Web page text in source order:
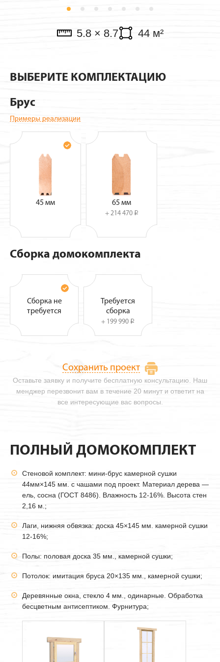
5.8 × 8.7 44 м²
ВЫБЕРИТЕ КОМПЛЕКТАЦИЮ
Брус
Примеры реализации
45 мм 65 мм
+ 214 470 i
Сборка домокомплекта
Сборка не
требуется
Требуется
сборка
+ 199 990 i
Оставьте заявку и получите бесплатную консультацию. Наш
менджер перезвонит вам в течение 20 минут и ответит на
все интересующие вас вопросы.
Сохранить проект
ПОЛНЫЙ ДОМОКОМПЛЕКТ
Стеновой комплект: мини-брус камерной сушки
44мм×145 мм. с чашами под проект. Материал дерева —
ель, сосна (ГОСТ 8486). Влажность 12-16%. Высота стен
2,16 м.;
Лаги, нижняя обвязка: доска 45×145 мм. камерной сушки
12-16%;
Полы: половая доска 35 мм., камерной сушки;
Потолок: имитация бруса 20×135 мм., камерной сушки;
Деревянные окна, стекло 4 мм., одинарные. Обработка
бесцветным антисептиком. Фурнитура;